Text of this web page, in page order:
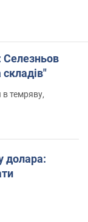
Селезньов
складів"
темряву,
долара: